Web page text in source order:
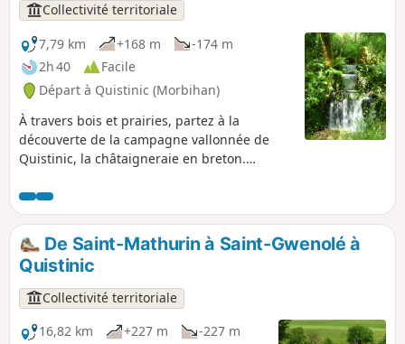
Collectivité territoriale
7,79 km
+168 m
-174 m
2h 40
Facile
Départ à Quistinic (Morbihan)
À travers bois et prairies, partez à la
découverte de la campagne vallonnée de
Quistinic, la châtaigneraie en breton.
ruisseaux. Admirez les vastes paysages de la
Vallée du Blavet et traversez les villages
contant la vie rurale d’hier et d’aujourd’hui.
De Saint-Mathurin à Saint-Gwenolé à
Quistinic
Collectivité territoriale
16,82 km
+227 m
-227 m